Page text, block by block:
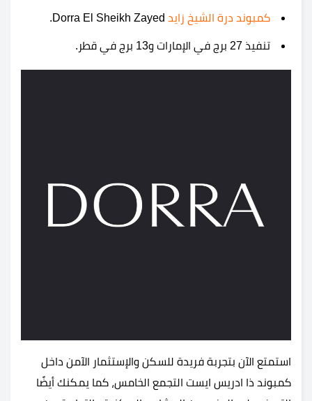
كمبوند درة الشيخ زايد
تنفيذ 27 برج في الإمارات و13 برج في قطر.
استمتع الآن بتجربة فريدة للسكن والإستثمار الآمن داخل
كمبوند ذا ادريس ايست التجمع الخامس، كما يمكنك أيضًا